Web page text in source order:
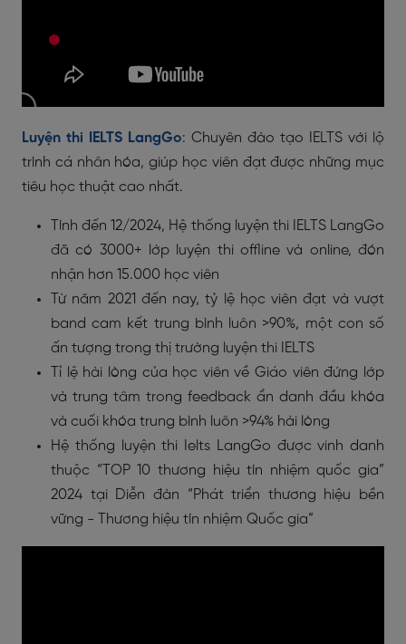
Luyện thi IELTS LangGo: Chuyên đào tạo IELTS với lộ
trình cá nhân hóa, giúp học viên đạt được những mục
tiêu học thuật cao nhất.
Tính đến 12/2024, Hệ thống luyện thi IELTS LangGo
đã có 3000+ lớp luyện thi offline và online, đón
nhận hơn 15.000 học viên
Từ năm 2021 đến nay, tỷ lệ học viên đạt và vượt
band cam kết trung bình luôn >90%, một con số
ấn tượng trong thị trường luyện thi IELTS
Tỉ lệ hài lòng của học viên về Giáo viên đứng lớp
và trung tâm trong feedback ẩn danh đầu khóa
và cuối khóa trung bình luôn >94% hài lòng
Hệ thống luyện thi Ielts LangGo được vinh danh
thuộc “TOP 10 thương hiệu tín nhiệm quốc gia”
2024 tại Diễn đàn “Phát triển thương hiệu bền
vững - Thương hiệu tín nhiệm Quốc gia”